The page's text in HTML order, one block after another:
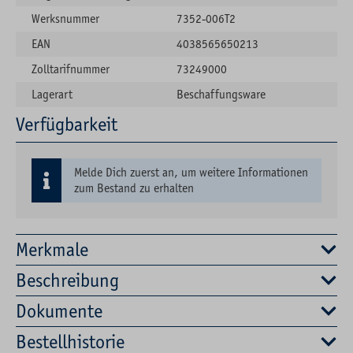
Merkmale
Beschreibung
Dokumente
Bestellhistorie
Werksnummer
7352-006T2
EAN
4038565650213
Zolltarifnummer
73249000
Lagerart
Beschaffungsware
Verfügbarkeit
Melde Dich zuerst an, um weitere Informationen
zum Bestand zu erhalten